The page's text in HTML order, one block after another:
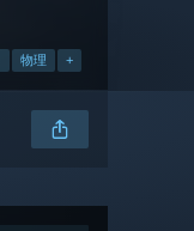
物理 +